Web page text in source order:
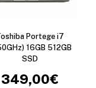
Portege i7
16GB 512GB
SSD
349,00€